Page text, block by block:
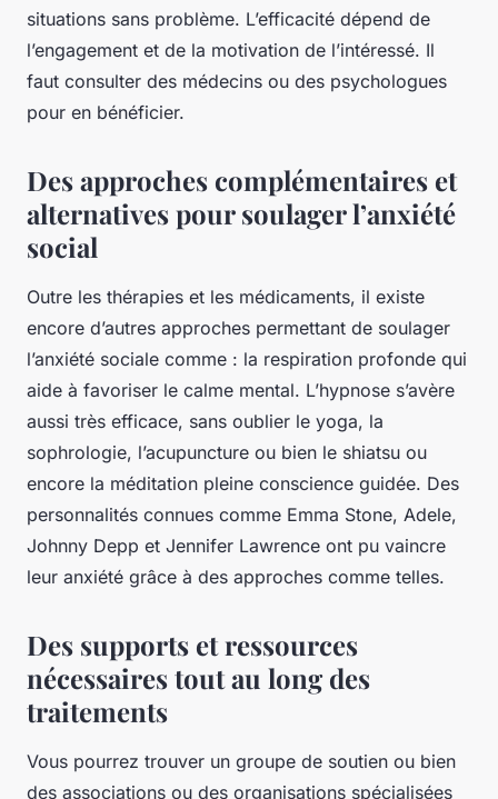
situations sans problème. L’efficacité dépend de
l’engagement et de la motivation de l’intéressé. Il
faut consulter des médecins ou des psychologues
pour en bénéficier.
Des approches complémentaires et
alternatives pour soulager l’anxiété
social
Outre les thérapies et les médicaments, il existe
encore d’autres approches permettant de soulager
l’anxiété sociale comme : la respiration profonde qui
aide à favoriser le calme mental. L’hypnose s’avère
aussi très efficace, sans oublier le yoga, la
sophrologie, l’acupuncture ou bien le shiatsu ou
encore la méditation pleine conscience guidée. Des
personnalités connues comme Emma Stone, Adele,
Johnny Depp et Jennifer Lawrence ont pu vaincre
leur anxiété grâce à des approches comme telles.
Des supports et ressources
nécessaires tout au long des
traitements
Vous pourrez trouver un groupe de soutien ou bien
des associations ou des organisations spécialisées